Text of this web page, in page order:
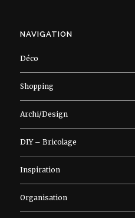
NAVIGATION
Déco
Shopping
Archi/Design
DIY – Bricolage
Inspiration
Organisation